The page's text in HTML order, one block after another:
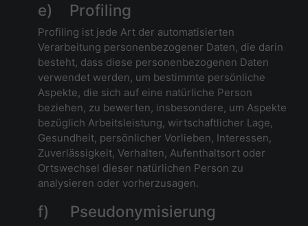
e) Profiling
Profiling ist jede Art der automatisierten
Verarbeitung personenbezogener Daten, die darin
besteht, dass diese personenbezogenen Daten
verwendet werden, um bestimmte persönliche
Aspekte, die sich auf eine natürliche Person
beziehen, zu bewerten, insbesondere, um Aspekte
bezüglich Arbeitsleistung, wirtschaftlicher Lage,
Gesundheit, persönlicher Vorlieben, Interessen,
Zuverlässigkeit, Verhalten, Aufenthaltsort oder
Ortswechsel dieser natürlichen Person zu
analysieren oder vorherzusagen.
f) Pseudonymisierung